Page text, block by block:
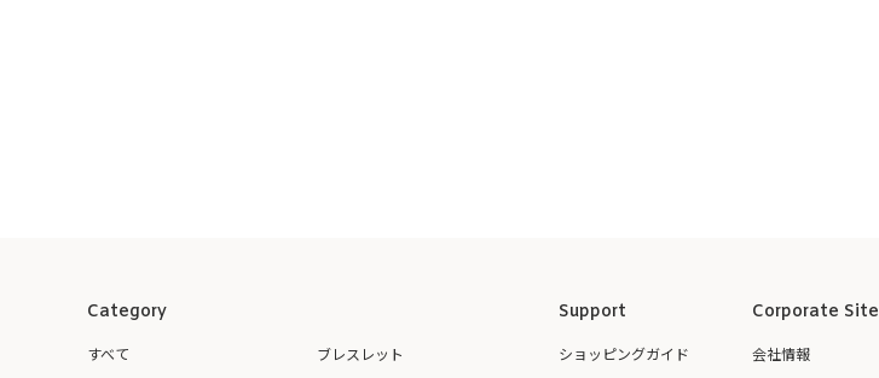
Category
すべて
ブレスレット
Support
ショッピングガイド
Corporate Site
会社情報